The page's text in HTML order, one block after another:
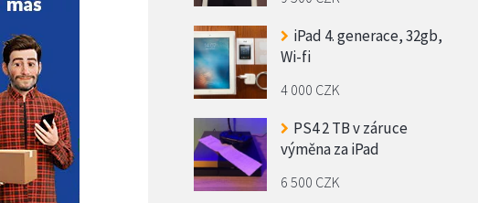
iPad 4. generace, 32gb,
Wi-fi
4 000 CZK
PS4 2 TB v záruce
výměna za iPad
6 500 CZK